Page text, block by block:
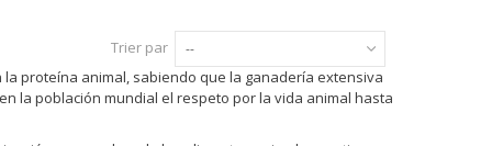
Trier par --
proteína animal, sabiendo que la ganadería extensiva
la población mundial el respeto por la vida animal hasta